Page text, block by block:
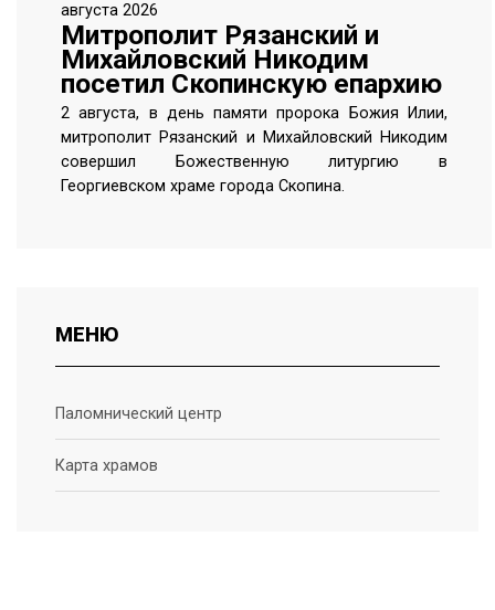
августа 2026
Митрополит Рязанский и
Михайловский Никодим
посетил Скопинскую епархию
2 августа, в день памяти пророка Божия Илии,
митрополит Рязанский и Михайловский Никодим
совершил Божественную литургию в
Георгиевском храме города Скопина.
МЕНЮ
Паломнический центр
Карта храмов